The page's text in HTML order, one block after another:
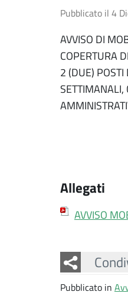
Pubblicato il 4
AVVISO DI
COPERTURA
2 (DUE)
SETTIMANALI,
Allegati
AVVISO
Twitter
Pubblicato in